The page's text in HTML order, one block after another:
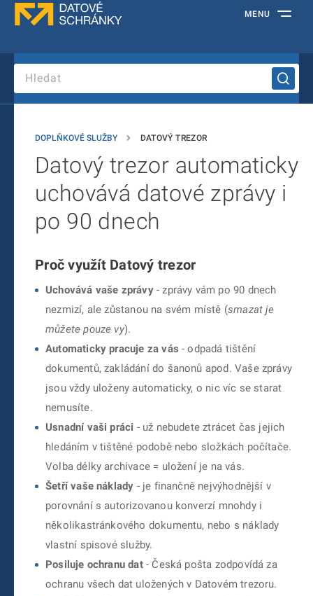
MENU
DOPLŇKOVÉ SLUŽBY DATOVÝ TREZOR
Datový trezor automaticky
uchovává datové zprávy i
po 90 dnech
Proč využít Datový trezor
Uchovává vaše zprávy - zprávy vám po 90 dnech
nezmizí, ale zůstanou na svém místě (smazat je
můžete pouze vy).
Automaticky pracuje za vás - odpadá tištění
dokumentů, zakládání do šanonů apod. Vaše zprávy
jsou vždy uloženy automaticky, o nic víc se starat
nemusíte.
Usnadní vaši práci - už nebudete ztrácet čas jejich
hledáním v tištěné podobě nebo složkách počítače.
Volba délky archivace = uložení je na vás.
Šetří vaše náklady - je finančně nejvýhodnější v
porovnání s autorizovanou konverzí mnohdy i
několikastránkového dokumentu, nebo s náklady
vlastní spisové služby.
Posiluje ochranu dat- Česká pošta zodpovídá za
ochranu všech dat uložených v Datovém trezoru.